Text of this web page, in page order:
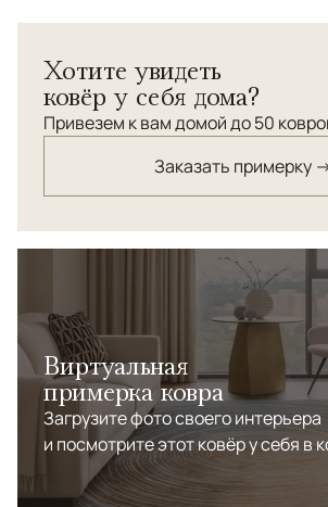
натурального премиум шелка, а
рисунка - из шерсти высшей категории.
Хотите увидеть
ковёр у себя дома?
Привезем к вам домой до 50
Заказать примерку
Виртуальная
примерка ковра
Загрузите фото своего интерьера
и посмотрите этот ковёр у себя в